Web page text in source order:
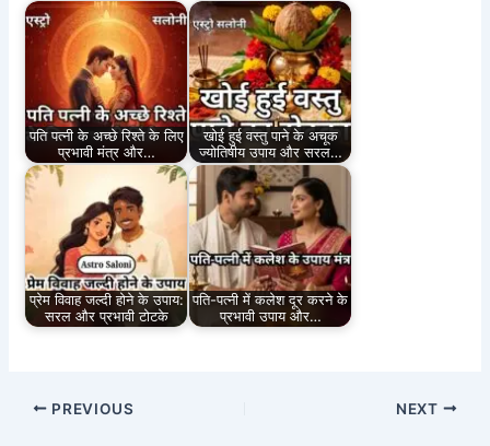
पति पत्नी के अच्छे रिश्ते के लिए
प्रभावी मंत्र और…
खोई हुई वस्तु पाने के अचूक
ज्योतिषीय उपाय और सरल…
प्रेम विवाह जल्दी होने के उपाय:
सरल और प्रभावी टोटके
पति-पत्नी में कलेश दूर करने के
प्रभावी उपाय और…
PREVIOUS NEXT